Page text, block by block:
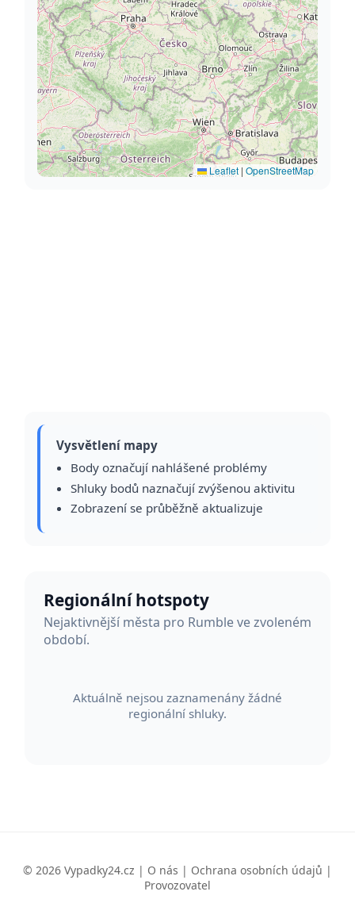
Leaflet | OpenStreetMap
Vysvětlení mapy
Body označují nahlášené problémy
Shluky bodů naznačují zvýšenou aktivitu
Zobrazení se průběžně aktualizuje
Regionální hotspoty
Nejaktivnější města pro Rumble ve zvoleném
období.
Aktuálně nejsou zaznamenány žádné
regionální shluky.
© 2026 Vypadky24.cz | O nás | Ochrana osobních údajů |
Provozovatel